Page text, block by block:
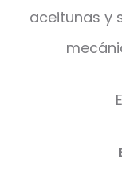
aceitunas y